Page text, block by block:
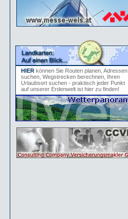
HIER können Sie Routen planen, Adressen
suchen, Wegstrecken berechnen, Ihren
Urlaubsort suchen - praktisch jeder Punkt
auf unserer Erdenwelt ist hier zu finden!